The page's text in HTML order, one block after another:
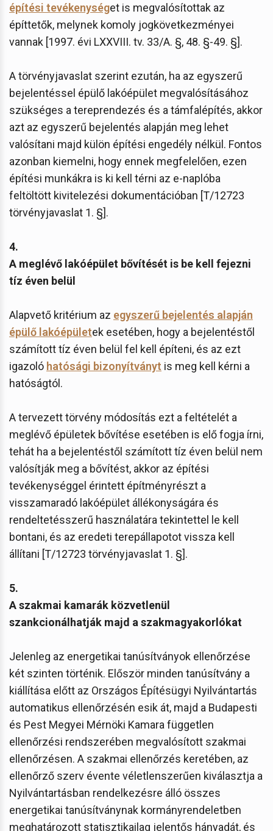
építési tevékenységet is megvalósítottak az
építtetők, melynek komoly jogkövetkezményei
vannak [1997. évi LXXVIII. tv. 33/A. §, 48. §-49. §].
A törvényjavaslat szerint ezután, ha az egyszerű
bejelentéssel épülő lakóépület megvalósításához
szükséges a tereprendezés és a támfalépítés, akkor
azt az egyszerű bejelentés alapján meg lehet
valósítani majd külön építési engedély nélkül. Fontos
azonban kiemelni, hogy ennek megfelelően, ezen
építési munkákra is ki kell térni az e-naplóba
feltöltött kivitelezési dokumentációban [T/12723
törvényjavaslat 1. §].
4.
A meglévő lakóépület bővítését is be kell fejezni
tíz éven belül
Alapvető kritérium az egyszerű bejelentés alapján
épülő lakóépületek esetében, hogy a bejelentéstől
számított tíz éven belül fel kell építeni, és az ezt
igazoló hatósági bizonyítványt is meg kell kérni a
hatóságtól.
A tervezett törvény módosítás ezt a feltételét a
meglévő épületek bővítése esetében is elő fogja írni,
tehát ha a bejelentéstől számított tíz éven belül nem
valósítják meg a bővítést, akkor az építési
tevékenységgel érintett építményrészt a
visszamaradó lakóépület állékonyságára és
rendeltetésszerű használatára tekintettel le kell
bontani, és az eredeti terepállapotot vissza kell
állítani [T/12723 törvényjavaslat 1. §].
5.
A szakmai kamarák közvetlenül
szankcionálhatják majd a szakmagyakorlókat
Jelenleg az energetikai tanúsítványok ellenőrzése
két szinten történik. Először minden tanúsítvány a
kiállítása előtt az Országos Építésügyi Nyilvántartás
automatikus ellenőrzésén esik át, majd a Budapesti
és Pest Megyei Mérnöki Kamara független
ellenőrzési rendszerében megvalósított szakmai
ellenőrzésen. A szakmai ellenőrzés keretében, az
ellenőrző szerv évente véletlenszerűen kiválasztja a
Nyilvántartásban rendelkezésre álló összes
energetikai tanúsítványnak kormányrendeletben
meghatározott statisztikailag jelentős hányadát, és